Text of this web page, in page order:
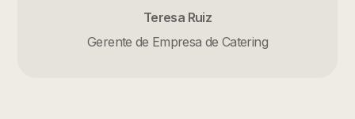
Teresa Ruiz
Gerente de Empresa de Catering